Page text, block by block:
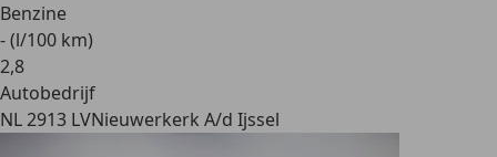
Benzine
- (l/100 km)
2,8
Autobedrijf
NL 2913 LVNieuwerkerk A/d Ijssel